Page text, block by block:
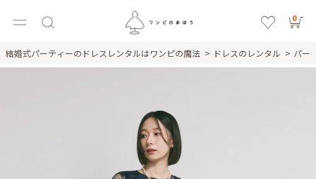
0
結婚式パーティーのドレスレンタルはワンピの魔法 ドレスのレンタル パー